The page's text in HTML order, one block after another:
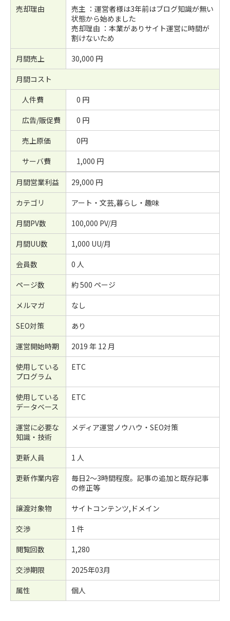
売却理由
売主 ：運営者様は3年前はブログ知識が無い
状態から始めました
売却理由 ：本業がありサイト運営に時間が
割けないため
月間売上
30,000 円
月間コスト
人件費
0 円
広告/販促費
0 円
売上原価
0円
サーバ費
1,000 円
月間営業利益
29,000 円
カテゴリ
アート・文芸,暮らし・趣味
月間PV数
100,000 PV/月
月間UU数
1,000 UU/月
会員数
0 人
ページ数
約 500 ページ
メルマガ
なし
SEO対策
あり
運営開始時期
2019 年 12 月
使用している
プログラム
ETC
使用している
データベース
ETC
運営に必要な
知識・技術
メディア運営ノウハウ・SEO対策
更新人員
1 人
更新作業内容
毎日2～3時間程度。記事の追加と既存記事
の修正等
譲渡対象物
サイトコンテンツ,ドメイン
交渉
1 件
閲覧回数
1,280
交渉期限
2025年03月
属性
個人